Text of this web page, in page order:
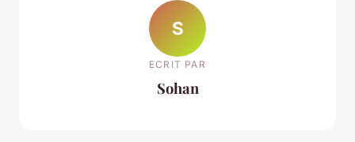
S
ECRIT PAR
Sohan